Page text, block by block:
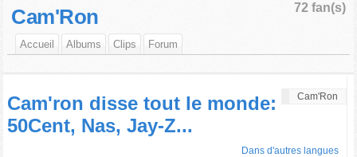
72 fan(s)
Cam'Ron
Accueil Albums Clips Forum
Cam'Ron
Cam'ron disse tout le monde:
50Cent, Nas, Jay-Z...
Dans d'autres langues